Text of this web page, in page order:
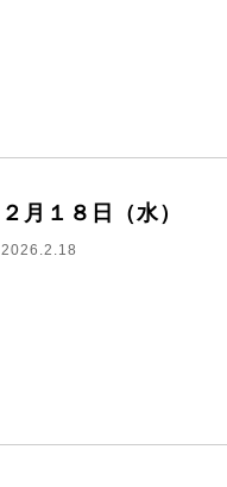
２月１８日（水）
2026.2.18